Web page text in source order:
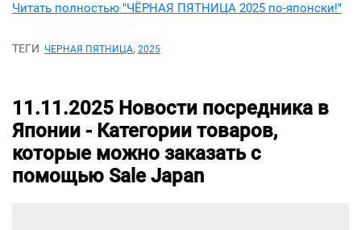
Читать полностью "ЧЁРНАЯ ПЯТНИЦА 2025 по-японски!"
ТЕГИ ЧЕРНАЯ ПЯТНИЦА, 2025
11.11.2025 Новости посредника в
Японии - Категории товаров,
которые можно заказать с
помощью Sale Japan